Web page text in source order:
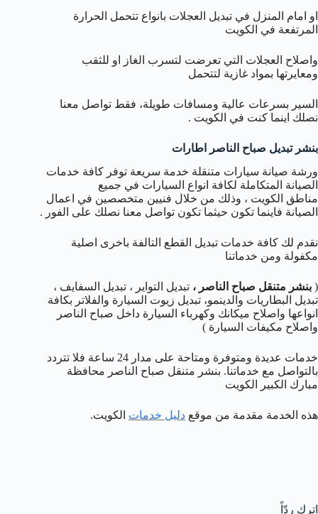
او امام المنزل في تبديل العجلات بانواع تتحمل الحرارة
المرتفعة في الكويت
واصلاح العجلات التي تعرضت لتسرب الغاز او للثقب
ومعايرتها بمواد غازية لتتحمل
السير بسرعات عالية ومسافات طويلة، فقط تواصل معنا
نصلك اينما كنت في الكويت .
بنشر تبديل صباح الناصر اطارات
ورشة صيانة سيارات متنقلة خدمة سريعة توفر كافة خدمات
الصيانة المتكاملة لكافة انواع السيارات في جميع
مناطق الكويت ، وذلك من خلال فنيين متخصصين في اعمال
الصيانة فاينما تكون حيثما تكون تواصل معنا نصلك على الفور .
نقدم لك كافة خدمات تبديل القطع التالفة باخرى اصلية
مكفولة ومن خدماتنا
( بنشر متنقل صباح الناصر ، تبديل التواير ، تبديل السفايف ،
تبديل البطاريات والدينمو، تبديل زيوت السيارة والفلاتر بكافة
انواعها واصلاح ميكانك وكهرباء السيارة داخل صباح الناصر
واصلاح مكيفات السيارة )
خدمات عديدة ومتوفرة ومتاحة على مدار 24 ساعة فلا تتردد
بالتواصل مع خدماتنا. بنشر متنقل صباح الناصر محافظة
مبارك الكبير الكويت
هذه الخدمة مقدمة من موقع دليل خدمات الكويت.
اترك ردّاً